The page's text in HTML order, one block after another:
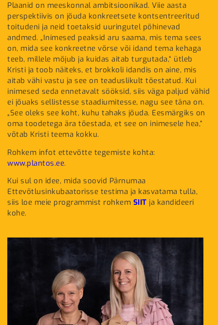
Plaanid on meeskonnal ambitsioonikad. Viie aasta
perspektiivis on jõuda konkreetsete kontsentreeritud
toitudeni ja neid toetaksid uuringutel põhinevad
andmed. „Inimesed peaksid aru saama, mis tema sees
on, mida see konkreetne võrse või idand tema kehaga
teeb, millele mõjub ja kuidas aitab turgutada,“ ütleb
Kristi ja toob näiteks, et brokkoli idandis on aine, mis
aitab vähi vastu ja see on teaduslikult tõestatud. Kui
inimesed seda ennetavalt sööksid, siis väga paljud vähid
ei jõuaks sellistesse staadiumitesse, nagu see täna on.
„See oleks see koht, kuhu tahaks jõuda. Eesmärgiks on
oma toodetega ära tõestada, et see on inimesele hea,“
võtab Kristi teema kokku.
Rohkem infot ettevõtte tegemiste kohta:
www.plantos.ee.
Kui sul on idee, mida soovid Pärnumaa
Ettevõtlusinkubaatorisse testima ja kasvatama tulla,
siis loe meie programmist rohkem SIIT ja kandideeri
kohe.